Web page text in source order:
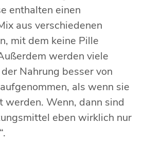
enthalten einen
aus verschiedenen
mit dem keine Pille
werden viele
Nahrung besser von
als wenn sie
Wenn, dann sind
eben wirklich nur